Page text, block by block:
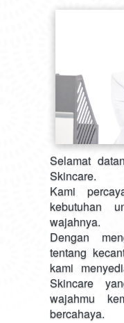
Selamat
Skincare.
Kami
kebutuhan
wajahnya.
Dengan
tentang
kami
Skincare
wajahmu
bercahaya.